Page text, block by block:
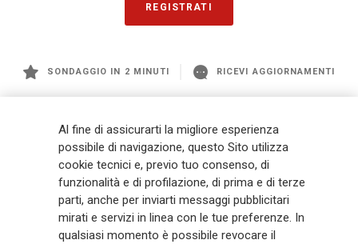
REGISTRATI
SONDAGGIO IN 2 MINUTI RICEVI AGGIORNAMENTI
management a livello globale, con premi complessivi pari a € 98,1
miliardi e € 900 miliardi di AUM nel 2025. Fondato nel 1831, con oltre 88
mila dipendenti e 163 mila agenti che servono 75 milioni di clienti, il
Gruppo ha una posizione di leadership in Europa e una presenza
crescente in Asia e America. Al centro della strategia di Generali c'è il suo
impegno Lifetime Partner verso i clienti, realizzato attraverso soluzioni
innovative e personalizzate, un'esperienza cliente di prima classe e le sue
Al fine di assicurarti la migliore esperienza
possibile di navigazione, questo Sito utilizza
cookie tecnici e, previo tuo consenso, di
funzionalità e di profilazione, di prima e di terze
parti, anche per inviarti messaggi pubblicitari
mirati e servizi in linea con le tue preferenze. In
qualsiasi momento è possibile revocare il